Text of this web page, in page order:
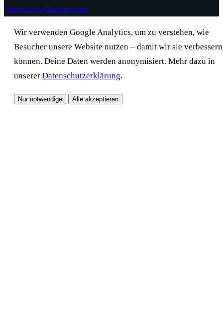
Impressum Datenschutz
Wir verwenden Google Analytics, um zu verstehen, wie
Besucher unsere Website nutzen – damit wir sie verbessern
können. Deine Daten werden anonymisiert. Mehr dazu in
unserer Datenschutzerklärung.
Nur notwendige Alle akzeptieren